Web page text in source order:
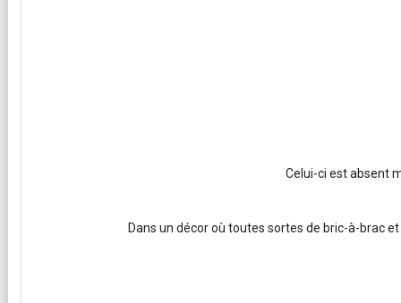
Celui-ci est absent
Dans un décor où toutes sortes de bric-à-brac